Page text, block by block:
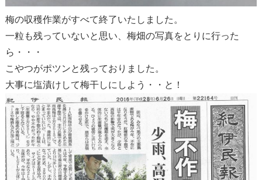
梅の収穫作業がすべて終了いたしました。
一粒も残っていないと思い、梅畑の写真をとりに行った
ら・・・
こやつがポツンと残っておりました。
大事に塩漬けして梅干しにしよう・・と！